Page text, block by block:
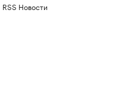
RSS Новости